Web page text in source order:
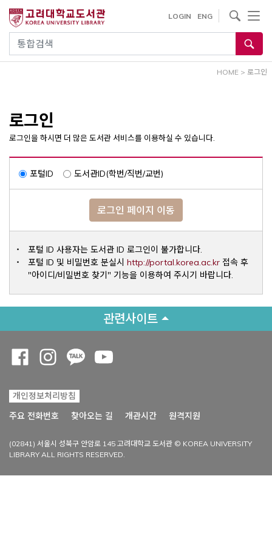
건
통합검색
LOGIN ENG
사이트내 검색
HOME > 로그인
로그인
로그인을 하시면 더 많은 도서관 서비스를 이용하실 수 있습니다.
포털ID 도서관ID(학번/직번/교번)
로그인 페이지 이동
포털 ID 사용자는 도서관 ID 로그인이 불가합니다.
포털 ID 및 비밀번호 분실시 http://portal.korea.ac.krOpens a
접속 후
"아이디/비밀번호 찾기" 기능을 이용하여 주시기 바랍니다.
관련사이트
개인정보처리방침
주요 전화번호
찾아오는 길 개관시간 원격지원
(02841) 서울시 성북구 안암로 145 고려대학교 도서관 © KOREA UNIVERSITY
LIBRARY ALL RIGHTS RESERVED.
Opens a new window
Opens a new window
Opens a new window